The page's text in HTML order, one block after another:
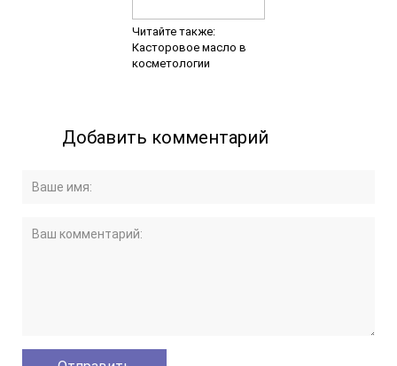
Читайте также:
Касторовое масло в
косметологии
Добавить комментарий